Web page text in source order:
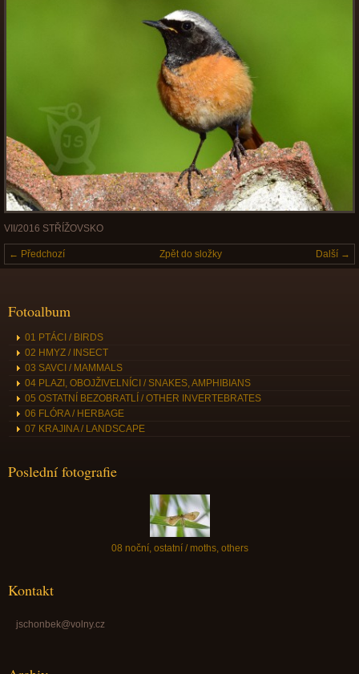
VII/2016 STŘÍŽOVSKO
← Předchozí Další →
Zpět do složky
Fotoalbum
01 PTÁCI / BIRDS
02 HMYZ / INSECT
03 SAVCI / MAMMALS
04 PLAZI, OBOJŽIVELNÍCI / SNAKES, AMPHIBIANS
05 OSTATNÍ BEZOBRATLÍ / OTHER INVERTEBRATES
06 FLÓRA / HERBAGE
07 KRAJINA / LANDSCAPE
Poslední fotografie
08 noční, ostatní / moths, others
Kontakt
jschonbek@volny.cz